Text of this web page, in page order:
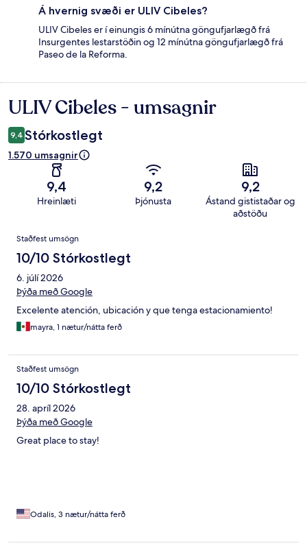
Á hvernig svæði er ULIV Cibeles?
ULIV Cibeles er í einungis 6 mínútna göngufjarlægð frá
Insurgentes lestarstöðin og 12 mínútna göngufjarlægð frá
Paseo de la Reforma.
Umsagnir
ULIV Cibeles - umsagnir
9,4 Stórkostlegt
1.570 umsagnir
9,4
Hreinlæti
9,2
Þjónusta
9,2
Ástand gististaðar og
aðstöðu
Umsagnir
Staðfest umsögn
10/10 Stórkostlegt
6. júlí 2026
Þýða með Google
Excelente atención, ubicación y que tenga estacionamiento!
mayra, 1 nætur/nátta ferð
Staðfest umsögn
10/10 Stórkostlegt
28. apríl 2026
Þýða með Google
Great place to stay!
Odalis, 3 nætur/nátta ferð